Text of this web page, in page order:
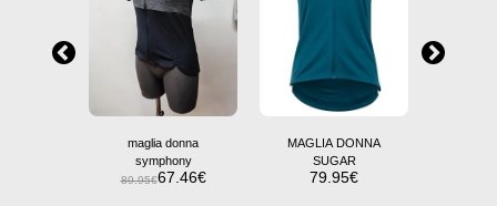
maglia donna
symphony
89.95€67.46€
MAGLIA DONNA
SUGAR
79.95€